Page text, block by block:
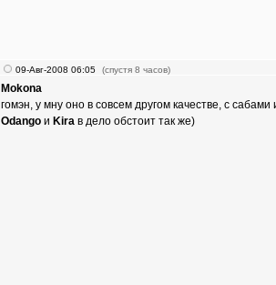
09-Авг-2008 06:05 (спустя 8 часов)
Mokona
гомэн, у мну оно в совсем другом качестве, с сабами
Odango и Kira в дело обстоит так же)